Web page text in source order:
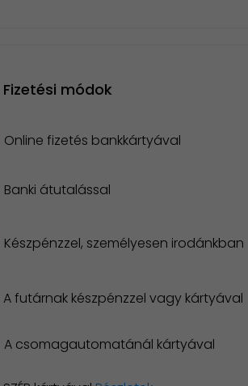
Fizetési módok
Online fizetés bankkártyával
Banki átutalással
Készpénzzel, személyesen irodánkban
A futárnak készpénzzel vagy kártyával
A csomagautomatánál kártyával